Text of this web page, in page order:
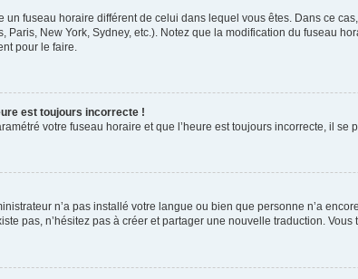
un fuseau horaire différent de celui dans lequel vous êtes. Dans ce
Paris, New York, Sydney, etc.). Notez que la modification du fuseau
pour le faire.
est toujours incorrecte !
votre fuseau horaire et que l’heure est toujours incorrecte, il
n’a pas installé votre langue ou bien que personne n’a
pas, n’hésitez pas à créer et partager une nouvelle traduction.